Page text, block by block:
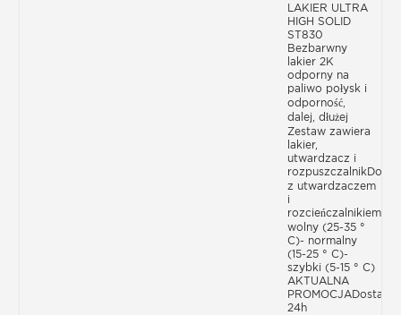
LAKIER ULTRA
HIGH SOLID
ST830
Bezbarwny
lakier 2K
odporny na
paliwo połysk i
odporność,
dalej, dłużej
Zestaw zawiera
lakier,
utwardzacz i
z utwardzaczem
i
rozcieńczalnikiem-
wolny (25-35 °
C)- normalny
(15-25 ° C)-
szybki (5-15 ° C)
AKTUALNA
PROMOCJADostawa
24h